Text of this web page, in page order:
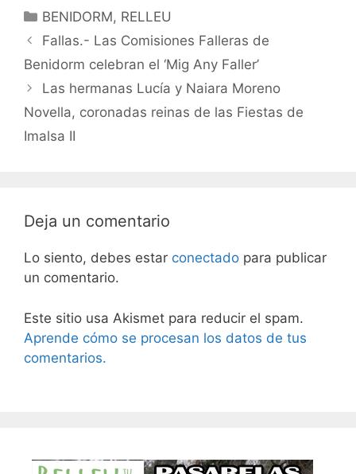
Categorías
BENIDORM, RELLEU
Fallas.- Las Comisiones Falleras de
Benidorm celebran el ‘Mig Any Faller’
Las hermanas Lucía y Naiara Moreno
Novella, coronadas reinas de las Fiestas de
Imalsa II
Deja un comentario
Lo siento, debes estar conectado para publicar
un comentario.
Este sitio usa Akismet para reducir el spam.
Aprende cómo se procesan los datos de tus
comentarios.